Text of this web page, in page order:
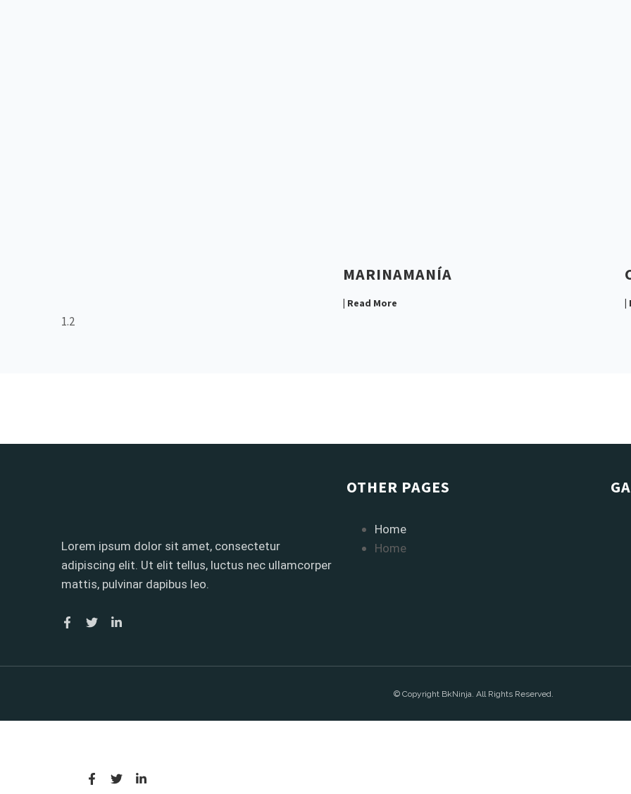
MARINAMANÍA
| Read More |
Lorem ipsum dolor sit amet, consectetur
adipiscing elit. Ut elit tellus, luctus nec ullamcorper
mattis, pulvinar dapibus leo.
OTHER PAGES
Home
Home
© Copyright BkNinja. All Rights Reserved.